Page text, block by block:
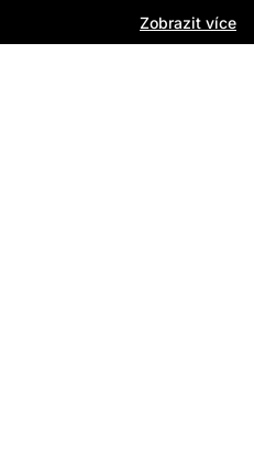
Zobrazit více